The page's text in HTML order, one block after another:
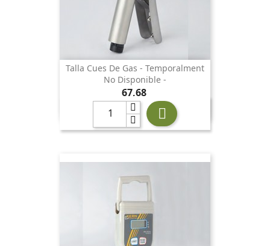
Talla Cues De Gas - Temporalment
No Disponible -
Preu
67,68
